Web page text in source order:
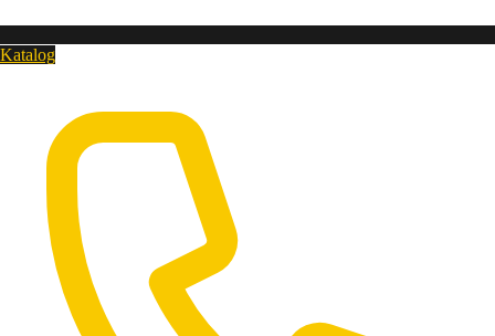
Katalog